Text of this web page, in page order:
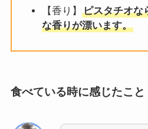
【香り】
ピスタチオな
な香りが漂います。
食べている時に感じたこと